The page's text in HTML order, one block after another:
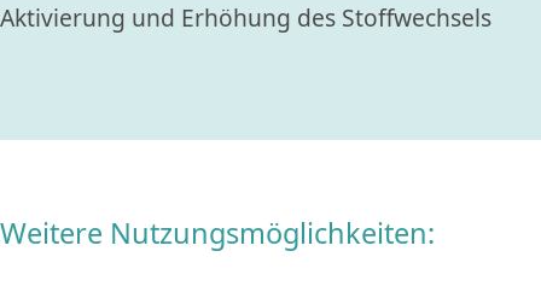
Aktivierung und Erhöhung des Stoffwechsels
Weitere Nutzungsmöglichkeiten: